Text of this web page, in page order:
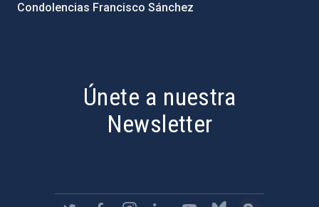
Condolencias Francisco Sánchez
Únete a nuestra
Newsletter